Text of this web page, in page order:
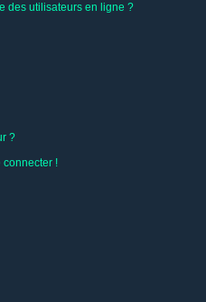
des utilisateurs en ligne ?
?
connecter !